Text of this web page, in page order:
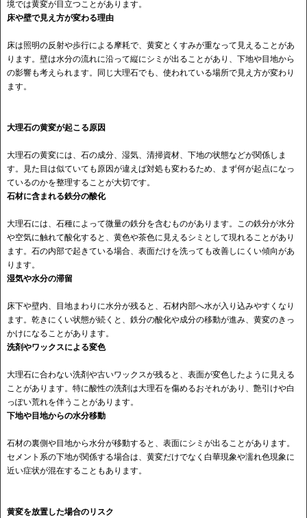
境では黄変が目立つことがあります。
床や壁で見え方が変わる理由
床は照明の反射や歩行による摩耗で、黄変とくすみが重なって見えることがあ
ります。壁は水分の流れに沿って縦にシミが出ることがあり、下地や目地から
の影響も考えられます。同じ大理石でも、使われている場所で見え方が変わり
ます。
大理石の黄変が起こる原因
大理石の黄変には、石の成分、湿気、清掃資材、下地の状態などが関係しま
す。見た目は似ていても原因が違えば対処も変わるため、まず何が起点になっ
ているのかを整理することが大切です。
石材に含まれる鉄分の酸化
大理石には、石種によって微量の鉄分を含むものがあります。この鉄分が水分
や空気に触れて酸化すると、黄色や茶色に見えるシミとして現れることがあり
ます。石の内部で起きている場合、表面だけを洗っても改善しにくい傾向があ
ります。
湿気や水分の滞留
床下や壁内、目地まわりに水分が残ると、石材内部へ水が入り込みやすくなり
ます。乾きにくい状態が続くと、鉄分の酸化や成分の移動が進み、黄変のきっ
かけになることがあります。
洗剤やワックスによる変色
大理石に合わない洗剤や古いワックスが残ると、表面が変色したように見える
ことがあります。特に酸性の洗剤は大理石を傷めるおそれがあり、艶引けや白
っぽい荒れを伴うことがあります。
下地や目地からの水分移動
石材の裏側や目地から水分が移動すると、表面にシミが出ることがあります。
セメント系の下地が関係する場合は、黄変だけでなく白華現象や濡れ色現象に
近い症状が混在することもあります。
黄変を放置した場合のリスク